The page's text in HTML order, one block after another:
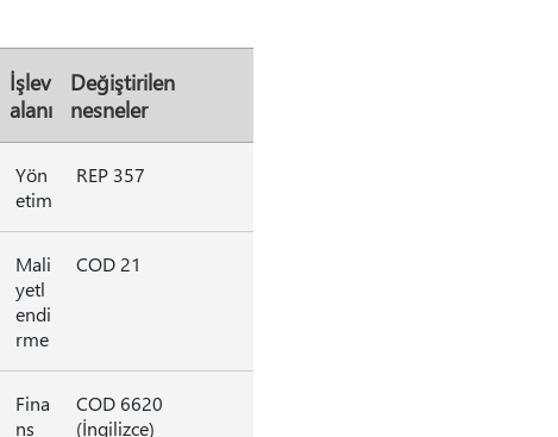
İşlev
alanı
Değiştirilen
nesneler
Yön
etim
REP 357
Mali
yetl
endi
rme
COD 21
Fina
ns
COD 6620
(İngilizce)